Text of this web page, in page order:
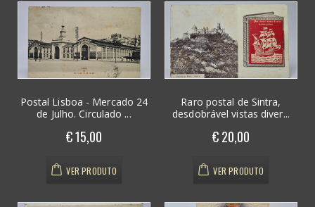
Postal Lisboa - Mercado 24
de Julho. Circulado ...
€ 15,00
VER PRODUTO
Raro postal de Sintra,
desdobrável vistas diver...
€ 20,00
VER PRODUTO